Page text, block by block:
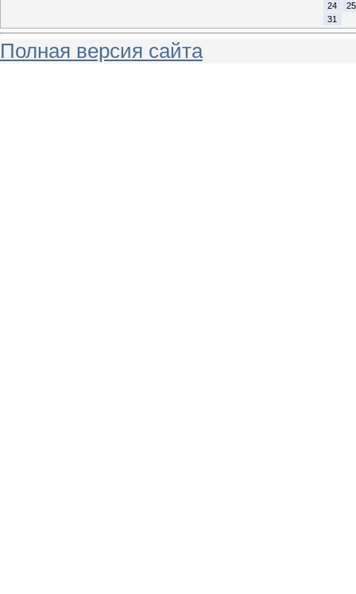
24
25
31
Полная версия сайта